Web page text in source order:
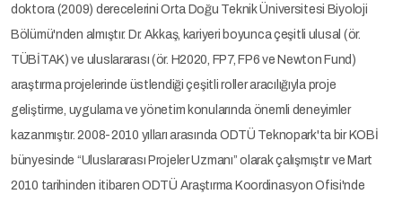
doktora (2009) derecelerini Orta Doğu Teknik Üniversitesi Biyoloji
Bölümü'nden almıştır. Dr. Akkaş, kariyeri boyunca çeşitli ulusal (ör.
TÜBİTAK) ve uluslararası (ör. H2020, FP7, FP6 ve Newton Fund)
araştırma projelerinde üstlendiği çeşitli roller aracılığıyla proje
geliştirme, uygulama ve yönetim konularında önemli deneyimler
kazanmıştır. 2008-2010 yılları arasında ODTÜ Teknopark'ta bir KOBİ
bünyesinde “Uluslararası Projeler Uzmanı” olarak çalışmıştır ve Mart
2010 tarihinden itibaren ODTÜ Araştırma Koordinasyon Ofisi'nde